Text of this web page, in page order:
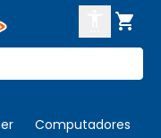

Computadores